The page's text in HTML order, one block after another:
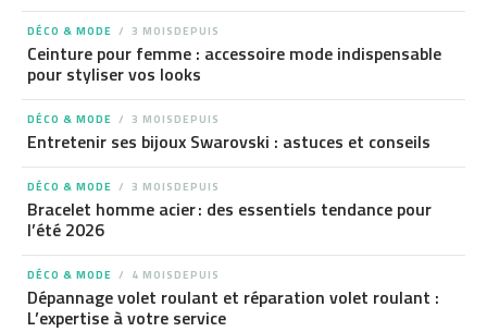
DÉCO & MODE 3 MOISDEPUIS
Ceinture pour femme : accessoire mode indispensable
pour styliser vos looks
DÉCO & MODE 3 MOISDEPUIS
Entretenir ses bijoux Swarovski : astuces et conseils
DÉCO & MODE 3 MOISDEPUIS
Bracelet homme acier : des essentiels tendance pour
l’été 2026
DÉCO & MODE 4 MOISDEPUIS
Dépannage volet roulant et réparation volet roulant :
L’expertise à votre service